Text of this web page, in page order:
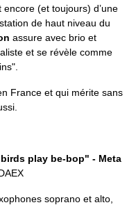
encore (et toujours) d’une
de haut niveau du
assure avec brio et
et se révèle comme
France et qui mérite sans
birds play be-bop" - Meta
soprano et alto,